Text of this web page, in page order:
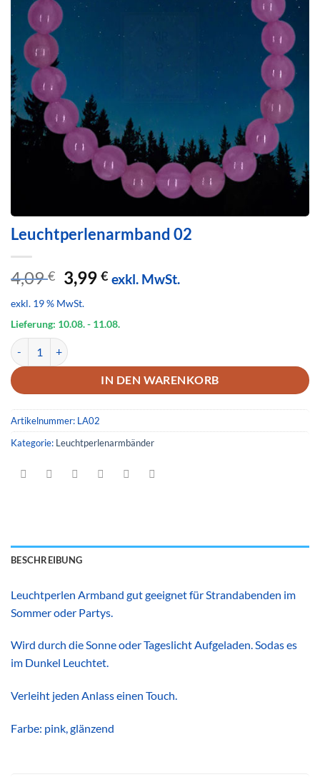
Leuchtperlenarmband 02
4,09€ Ursprünglicher
Preis
war:
4,09 €
3,99€Aktueller
3,99 €.
exkl. MwSt.
exkl. 19 % MwSt.
Lieferung: 10.08.- 11.08.
Leuchtperlenarmband 02 Menge
IN DEN WARENKORB
Artikelnummer: LA02
Kategorie: Leuchtperlenarmbänder
BESCHREIBUNG
Leuchtperlen Armband gut geeignet für Strandabenden im
Sommer oder Partys.
Wird durch die Sonne oder Tageslicht Aufgeladen. Sodas es
im Dunkel Leuchtet.
Verleiht jeden Anlass einen Touch.
Farbe: pink, glänzend